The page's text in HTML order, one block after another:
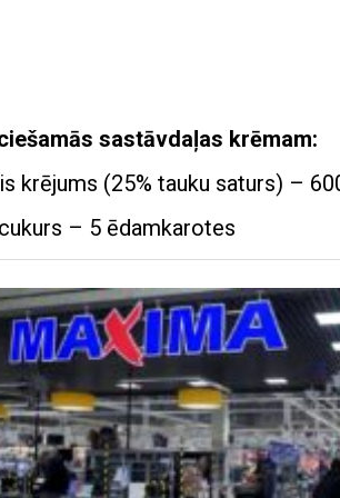
sastāvdaļas krēmam:
krējums (25% tauku saturs) –
– 5 ēdamkarotes